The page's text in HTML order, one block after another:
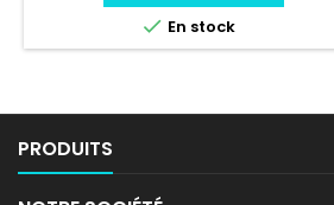
 En stock
PRODUITS